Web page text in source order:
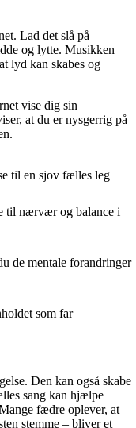
Lad det slå på
og lytte. Musikken
lyd kan skabes og
vise dig sin
at du er nysgerrig på
til en sjov fælles leg
til nærvær og balance i
de mentale forandringer
som far
Den kan også skabe
sang kan hjælpe
fædre oplever, at
stemme – bliver et